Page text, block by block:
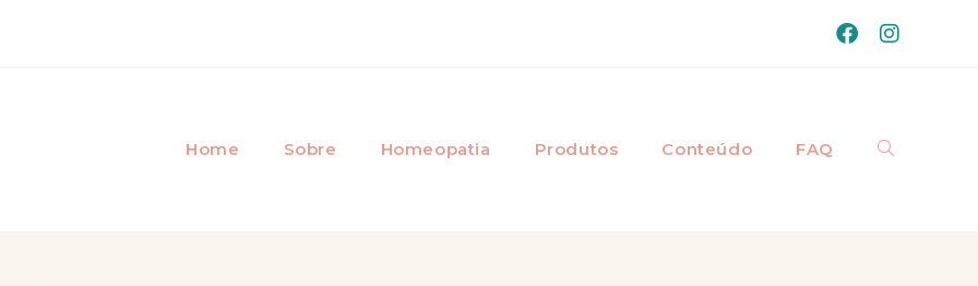
Home Sobre Homeopatia Produtos Conteúdo FAQ